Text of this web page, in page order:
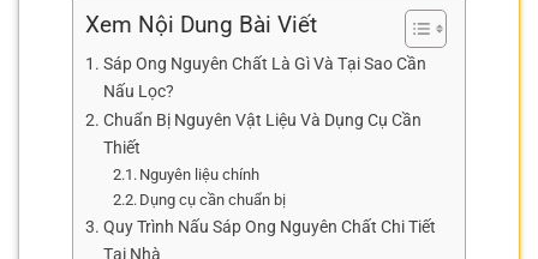
Xem Nội Dung Bài Viết
Sáp Ong Nguyên Chất Là Gì Và Tại Sao Cần
Nấu Lọc?
Chuẩn Bị Nguyên Vật Liệu Và Dụng Cụ Cần
Thiết
Nguyên liệu chính
Dụng cụ cần chuẩn bị
Quy Trình Nấu Sáp Ong Nguyên Chất Chi Tiết
Tại Nhà